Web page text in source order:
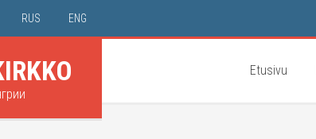
RUS ENG
Etusivu